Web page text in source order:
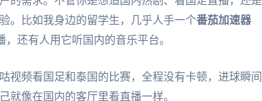
。比如我身边的留学生，几乎人手一个番茄加速器
还有人用它听国内的音乐平台。
视频看国足和泰国的比赛，全程没有卡顿，进球瞬间
就像在国内的客厅里看直播一样。